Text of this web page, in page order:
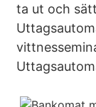
ta ut och